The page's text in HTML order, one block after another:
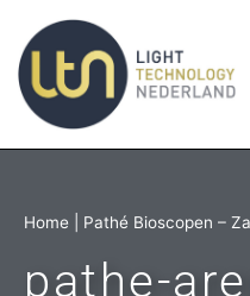
Home Pathé Bioscopen –
pathe-